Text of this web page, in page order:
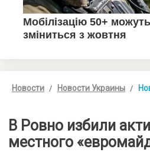
Новости Новости Украины
В Ровно избили
местного